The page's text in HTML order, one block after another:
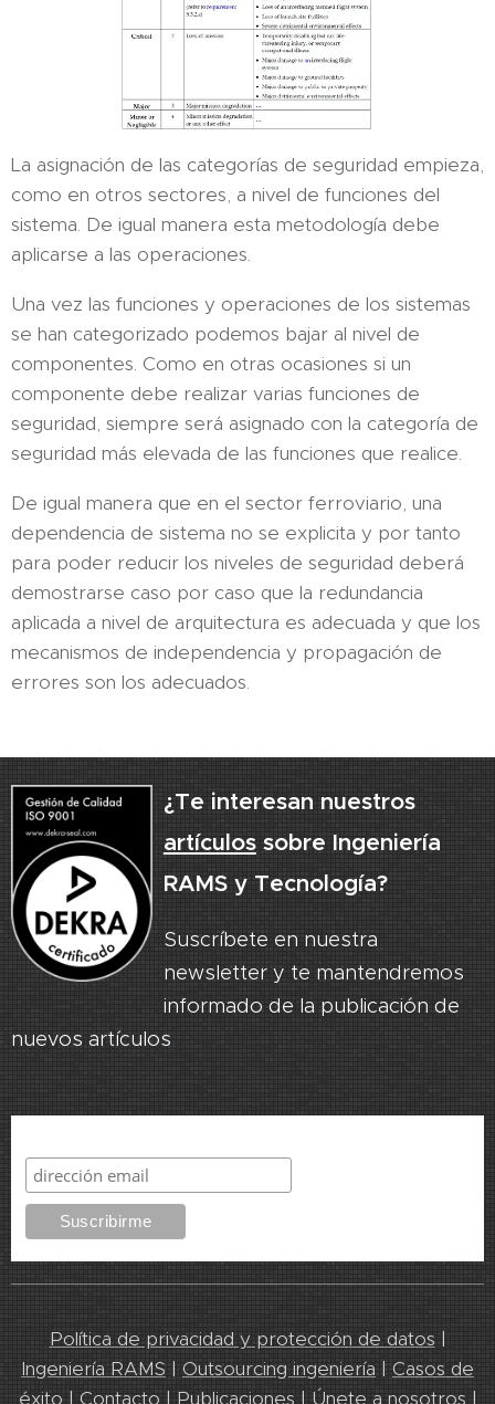
La asignación de las categorías de seguridad empieza,
como en otros sectores, a nivel de funciones del
sistema. De igual manera esta metodología debe
aplicarse a las operaciones.
Una vez las funciones y operaciones de los sistemas
se han categorizado podemos bajar al nivel de
componentes. Como en otras ocasiones si un
componente debe realizar varias funciones de
seguridad, siempre será asignado con la categoría de
seguridad más elevada de las funciones que realice.
De igual manera que en el sector ferroviario, una
dependencia de sistema no se explicita y por tanto
para poder reducir los niveles de seguridad deberá
demostrarse caso por caso que la redundancia
aplicada a nivel de arquitectura es adecuada y que los
mecanismos de independencia y propagación de
errores son los adecuados.
¿Te interesan nuestros
artículossobre Ingeniería
RAMS y Tecnología?
Suscríbete en nuestra
newsletter y te mantendremos
informado de la publicación de
nuevos artículos.
Política de privacidad y protección de datos |
Ingeniería RAMS | Outsourcing ingeniería | Casos de
éxito | Contacto | Publicaciones | Únete a nosotros |